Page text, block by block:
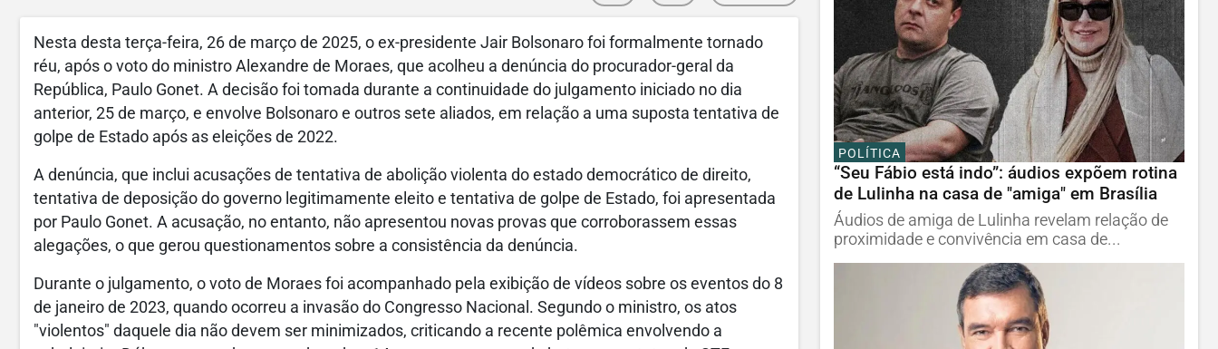
Nesta desta terça-feira, 26 de março de 2025, o ex-presidente Jair Bolsonaro foi formalmente tornado
réu, após o voto do ministro Alexandre de Moraes, que acolheu a denúncia do procurador-geral da
República, Paulo Gonet. A decisão foi tomada durante a continuidade do julgamento iniciado no dia
anterior, 25 de março, e envolve Bolsonaro e outros sete aliados, em relação a uma suposta tentativa de
golpe de Estado após as eleições de 2022.
A denúncia, que inclui acusações de tentativa de abolição violenta do estado democrático de direito,
tentativa de deposição do governo legitimamente eleito e tentativa de golpe de Estado, foi apresentada
por Paulo Gonet. A acusação, no entanto, não apresentou novas provas que corroborassem essas
alegações, o que gerou questionamentos sobre a consistência da denúncia.
Durante o julgamento, o voto de Moraes foi acompanhado pela exibição de vídeos sobre os eventos do 8
de janeiro de 2023, quando ocorreu a invasão do Congresso Nacional. Segundo o ministro, os atos
"violentos" daquele dia não devem ser minimizados, criticando a recente polêmica envolvendo a
POLÍTICA
“Seu Fábio está indo”: áudios expõem rotina
de Lulinha na casa de "amiga" em Brasília
Áudios de amiga de Lulinha revelam relação de
proximidade e convivência em casa de...